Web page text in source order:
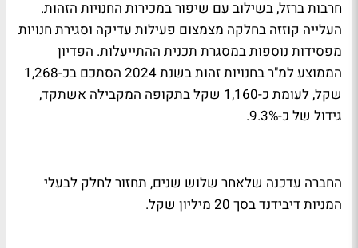
חרבות ברזל, בשילוב עם שיפור במכירות החנויות הזהות.
העלייה קוזזה בחלקה מצמצום פעילות עדיקה וסגירת חנויות
מפסידות נוספות במסגרת תכנית ההתייעלות. הפדיון
הממוצע למ"ר בחנויות זהות בשנת 2024 הסתכם בכ-1,268
שקל, לעומת כ-1,160 שקל בתקופה המקבילה אשתקד,
גידול של כ-9.3%.
החברה עדכנה שלאחר שלוש שנים, תחזור לחלק לבעלי
המניות דיבידנד בסך 20 מיליון שקל.